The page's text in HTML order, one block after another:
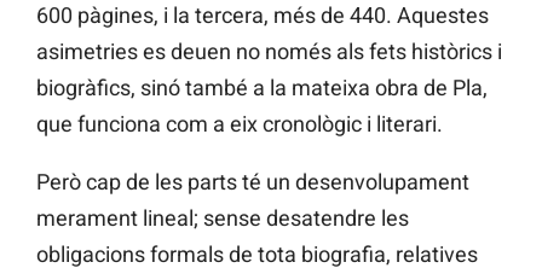
600 pàgines, i la tercera, més de 440. Aquestes
asimetries es deuen no només als fets històrics i
biogràfics, sinó també a la mateixa obra de Pla,
que funciona com a eix cronològic i literari.
Però cap de les parts té un desenvolupament
merament lineal; sense desatendre les
obligacions formals de tota biografia, relatives